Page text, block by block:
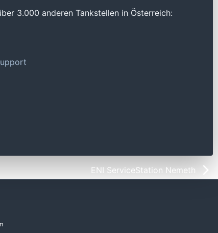
3.000 anderen Tankstellen in Österreich:
ENI ServiceStation Nemeth